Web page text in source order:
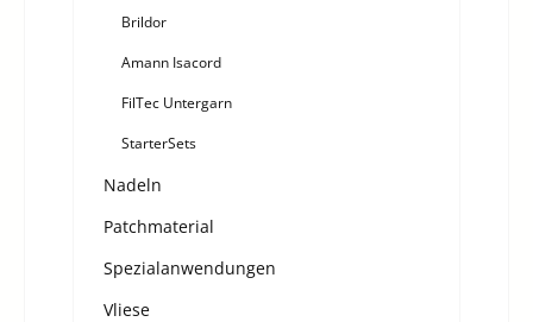
Brildor
Amann Isacord
FilTec Untergarn
StarterSets
Nadeln
Patchmaterial
Spezialanwendungen
Vliese